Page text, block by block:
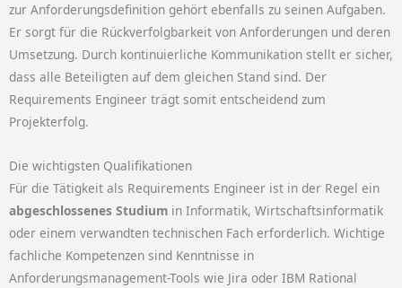
zur Anforderungsdefinition gehört ebenfalls zu seinen Aufgaben.
Er sorgt für die Rückverfolgbarkeit von Anforderungen und deren
Umsetzung. Durch kontinuierliche Kommunikation stellt er sicher,
dass alle Beteiligten auf dem gleichen Stand sind. Der
Requirements Engineer trägt somit entscheidend zum
Projekterfolg.
Die wichtigsten Qualifikationen
Für die Tätigkeit als Requirements Engineer ist in der Regel ein
abgeschlossenes Studium in Informatik, Wirtschaftsinformatik
oder einem verwandten technischen Fach erforderlich. Wichtige
fachliche Kompetenzen sind Kenntnisse in
Anforderungsmanagement-Tools wie Jira oder IBM Rational